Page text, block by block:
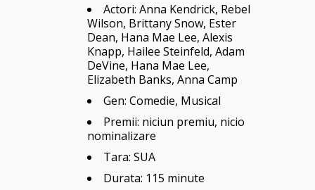
Actori: Anna Kendrick, Rebel
Wilson, Brittany Snow, Ester
Dean, Hana Mae Lee, Alexis
Knapp, Hailee Steinfeld, Adam
DeVine, Hana Mae Lee,
Elizabeth Banks, Anna Camp
Gen: Comedie, Musical
Premii: niciun premiu, nicio
nominalizare
Tara: SUA
Durata: 115 minute